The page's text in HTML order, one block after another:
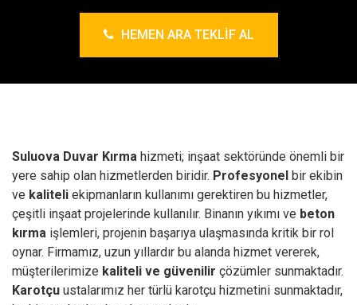
HEMEN ARA TEKLIF AL
Suluova Duvar Kırma hizmeti; inşaat sektöründe önemli bir
yere sahip olan hizmetlerden biridir. Profesyonel bir ekibin
ve kaliteli ekipmanların kullanımı gerektiren bu hizmetler,
çeşitli inşaat projelerinde kullanılır. Binanın yıkımı ve beton
kırma işlemleri, projenin başarıya ulaşmasında kritik bir rol
oynar. Firmamız, uzun yıllardır bu alanda hizmet vererek,
müşterilerimize kaliteli ve güvenilir çözümler sunmaktadır.
Karotçu ustalarımız her türlü karotçu hizmetini sunmaktadır,